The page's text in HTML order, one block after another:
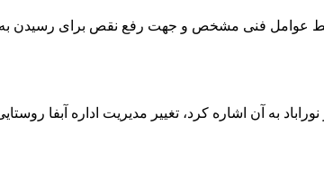
۹۸ که چندی پیش نیز خبر نوراباد به آن اشاره کرد، تغییر